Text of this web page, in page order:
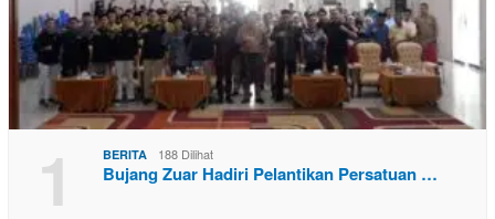
1 BERITA 188 Dilihat
Bujang Zuar Hadiri Pelantikan Persatuan …